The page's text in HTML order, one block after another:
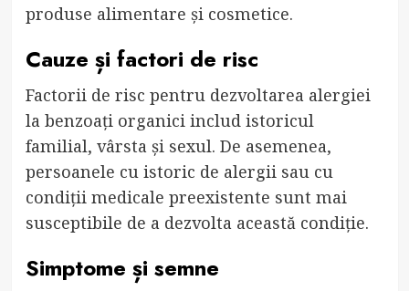
produse alimentare și cosmetice.
Cauze și factori de risc
Factorii de risc pentru dezvoltarea alergiei
la benzoați organici includ istoricul
familial, vârsta și sexul. De asemenea,
persoanele cu istoric de alergii sau cu
condiții medicale preexistente sunt mai
susceptibile de a dezvolta această condiție.
Simptome și semne